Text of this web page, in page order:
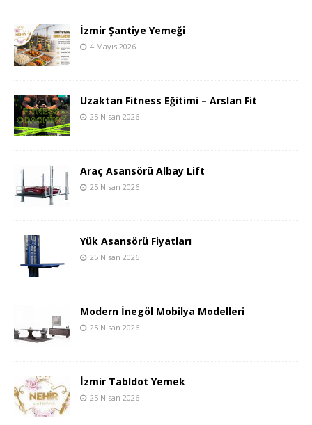
İzmir Şantiye Yemeği
4 Mayıs 2026
Uzaktan Fitness Eğitimi – Arslan Fit
25 Nisan 2026
Araç Asansörü Albay Lift
25 Nisan 2026
Yük Asansörü Fiyatları
25 Nisan 2026
Modern İnegöl Mobilya Modelleri
25 Nisan 2026
İzmir Tabldot Yemek
25 Nisan 2026